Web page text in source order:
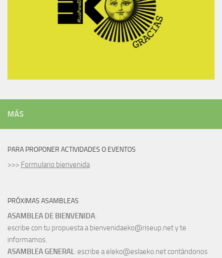
MÁS
PARA PROPONER ACTIVIDADES O EVENTOS
>>> Formulario bienvenida
PRÓXIMAS ASAMBLEAS
ASAMBLEA DE BIENVENIDA:
escribe con tu propuesta a bienvenidaeko@riseup.net y te
informamos.
ASAMBLEA GENERAL: escribe a eleko@eslaeko.net contándonos